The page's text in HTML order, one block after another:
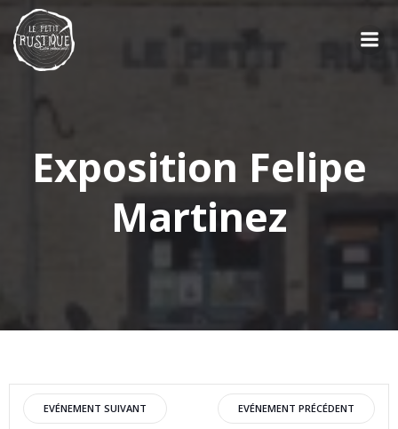
Exposition Felipe
Martinez
Post
EVÉNEMENT SUIVANT
Post
EVÉNEMENT PRÉCÉDENT